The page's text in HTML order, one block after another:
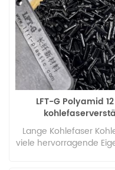
LFT-G Polyamid
Nylonverbindungen
Lange Kohlefaser
viele hervorragende